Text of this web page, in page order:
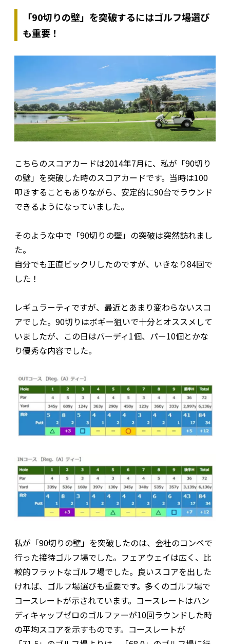
「90切りの壁」を突破するにはゴルフ場選び
も重要！
こちらのスコアカードは2014年7月に、私が「90切り
の壁」を突破した時のスコアカードです。当時は100
叩きすることもありながら、安定的に90台でラウンド
できるようになっていました。
そのような中で「90切りの壁」の突破は突然訪れまし
た。
自分でも正直ビックリしたのですが、いきなり84回で
した！
レギュラーティですが、最近とあまり変わらないスコ
アでした。90切りはボギー狙いで十分とオススメして
いましたが、この日はバーディ1個、パー10個とかな
り優秀な内容でした。
私が「90切りの壁」を突破したのは、会社のコンペで
行った接待ゴルフ場でした。フェアウェイは広く、比
較的フラットなゴルフ場でした。良いスコアを出した
ければ、ゴルフ場選びも重要です。多くのゴルフ場で
コースレートが示されています。コースレートはハン
ディキャップゼロのゴルファーが10回ラウンドした時
の平均スコアを示すものです。コースレートが